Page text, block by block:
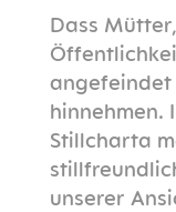
Dass
angefeindet
hinnehmen.
Stillcharta
unserer